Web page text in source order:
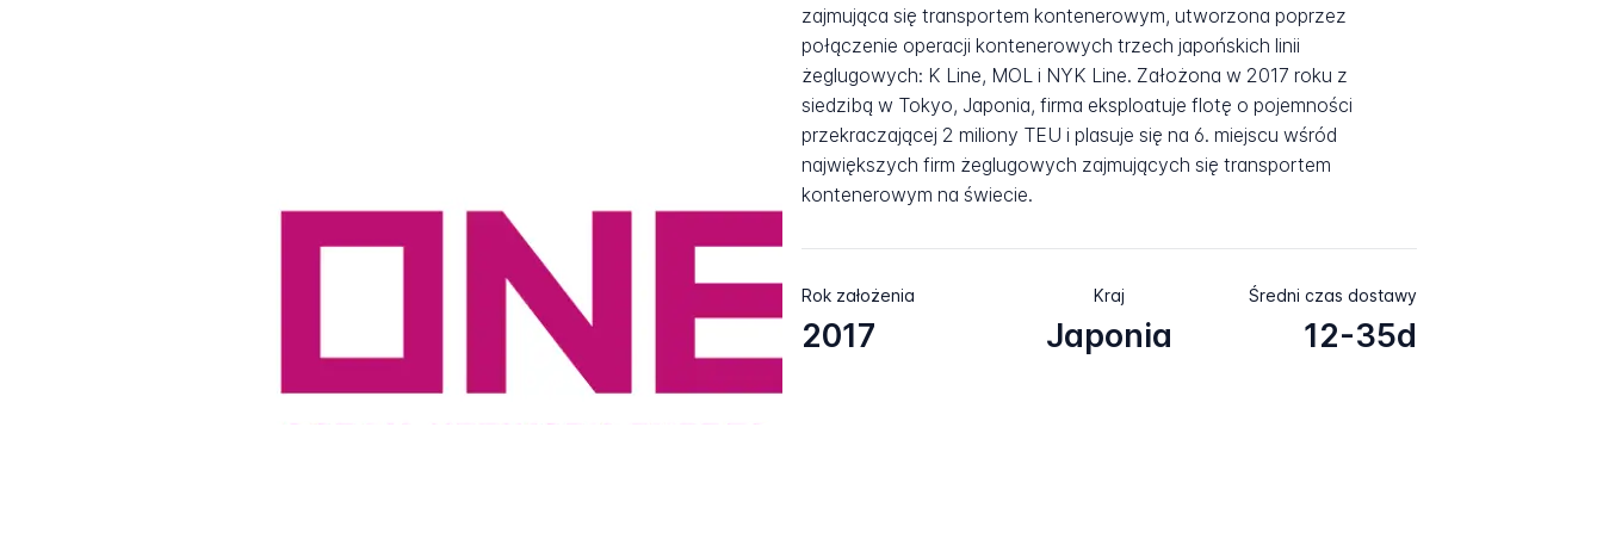
zajmująca się transportem kontenerowym, utworzona poprzez
połączenie operacji kontenerowych trzech japońskich linii
żeglugowych: K Line, MOL i NYK Line. Założona w 2017 roku z
siedzibą w Tokyo, Japonia, firma eksploatuje flotę o pojemności
przekraczającej 2 miliony TEU i plasuje się na 6. miejscu wśród
największych firm żeglugowych zajmujących się transportem
kontenerowym na świecie.
Rok założenia
2017
Kraj
Japonia
Średni czas dostawy
12-35d